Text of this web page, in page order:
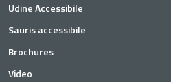
Udine Accessibile
Sauris accessibile
Brochures
Video